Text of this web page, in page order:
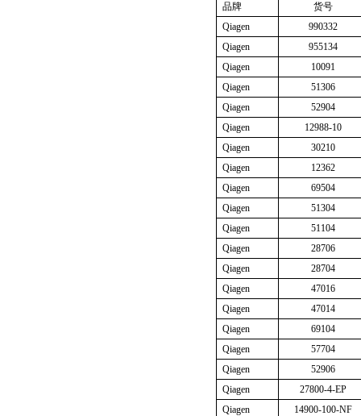
品牌
货号
Qiagen
990332
Qiagen
955134
Qiagen
10091
Qiagen
51306
Qiagen
52904
Qiagen
12988-10
Qiagen
30210
Qiagen
12362
Qiagen
69504
Qiagen
51304
Qiagen
51104
Qiagen
28706
Qiagen
28704
Qiagen
47016
Qiagen
47014
Qiagen
69104
Qiagen
57704
Qiagen
52906
Qiagen
27800-4-EP
Qiagen
14900-100-NF